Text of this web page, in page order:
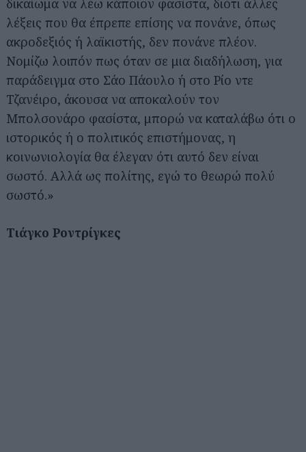
λέξεις που θα έπρεπε επίσης να πονάνε, όπως
ακροδεξιός ή λαϊκιστής, δεν πονάνε πλέον.
Νομίζω λοιπόν πως όταν σε μια διαδήλωση, για
παράδειγμα στο Σάο Πάουλο ή στο Ρίο ντε
Τζανέιρο, άκουσα να αποκαλούν τον
Μπολσονάρο φασίστα, μπορώ να καταλάβω ότι ο
ιστορικός ή ο πολιτικός επιστήμονας, η
κοινωνιολογία θα έλεγαν ότι αυτό δεν είναι
σωστό. Αλλά ως πολίτης, εγώ το θεωρώ πολύ
σωστό.»
Τιάγκο Ροντρίγκες